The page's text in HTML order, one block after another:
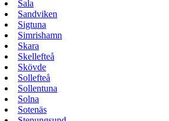
Sala
Sandviken
Sigtuna
Simrishamn
Skara
Skellefteå
Skövde
Sollefteå
Sollentuna
Solna
Sotenäs